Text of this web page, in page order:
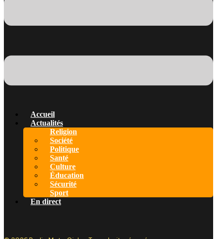
Accueil
Actualités
Religion
Société
Politique
Santé
Culture
Éducation
Sécurité
Sport
En direct